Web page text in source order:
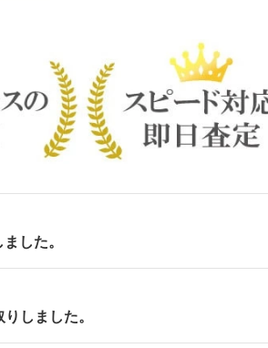
した。
しました。